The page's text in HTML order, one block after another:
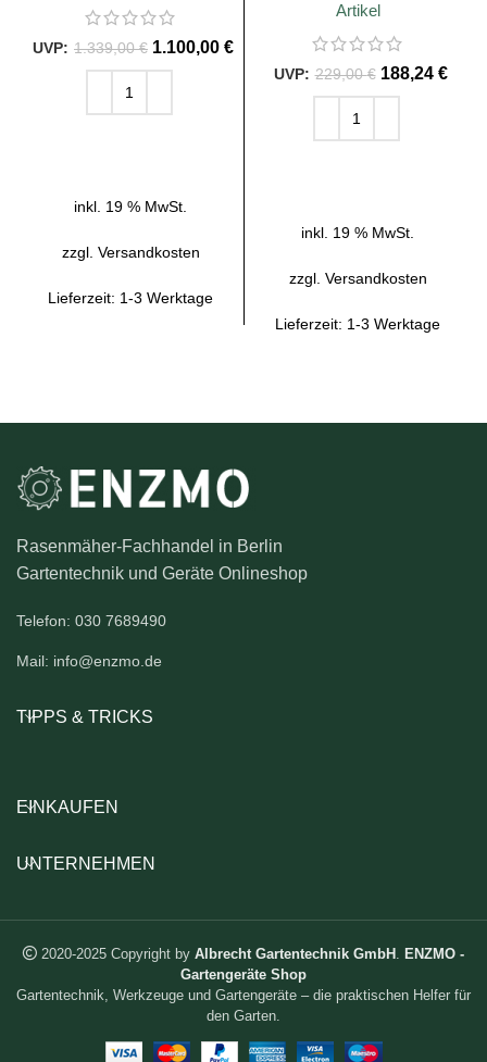
1.339,00€ 1.100,00 €
inkl. 19 % MwSt.
zzgl. Versandkosten
Lieferzeit: 1-3 Werktage
Artikel
229,00€ 188,24 €
inkl. 19 % MwSt.
zzgl. Versandkosten
Lieferzeit: 1-3 Werktage
Rasenmäher-Fachhandel in Berlin
Gartentechnik und Geräte Onlineshop
Telefon: 030 7689490
Mail: info@enzmo.de
TIPPS & TRICKS
EINKAUFEN
UNTERNEHMEN
2020-2025 Copyright by Albrecht Gartentechnik GmbH
ENZMO -
Gartengeräte Shop
Gartentechnik, Werkzeuge und Gartengeräte – die praktischen Helfer für
den Garten.